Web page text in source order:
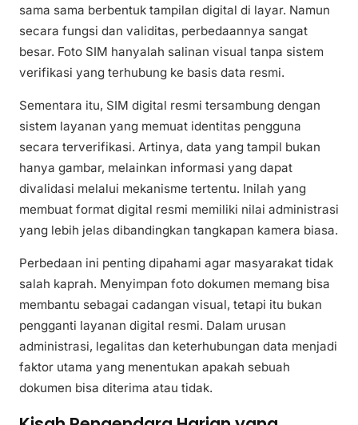
sama sama berbentuk tampilan digital di layar. Namun
secara fungsi dan validitas, perbedaannya sangat
besar. Foto SIM hanyalah salinan visual tanpa sistem
verifikasi yang terhubung ke basis data resmi.
Sementara itu, SIM digital resmi tersambung dengan
sistem layanan yang memuat identitas pengguna
secara terverifikasi. Artinya, data yang tampil bukan
hanya gambar, melainkan informasi yang dapat
divalidasi melalui mekanisme tertentu. Inilah yang
membuat format digital resmi memiliki nilai administrasi
yang lebih jelas dibandingkan tangkapan kamera biasa.
Perbedaan ini penting dipahami agar masyarakat tidak
salah kaprah. Menyimpan foto dokumen memang bisa
membantu sebagai cadangan visual, tetapi itu bukan
pengganti layanan digital resmi. Dalam urusan
administrasi, legalitas dan keterhubungan data menjadi
faktor utama yang menentukan apakah sebuah
dokumen bisa diterima atau tidak.